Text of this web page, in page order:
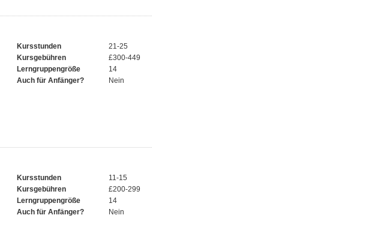
Kursstunden
21-25
Kursgebühren
£300-449
Lerngruppengröße
14
Auch für Anfänger?
Nein
Kursstunden
11-15
Kursgebühren
£200-299
Lerngruppengröße
14
Auch für Anfänger?
Nein